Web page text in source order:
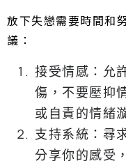
放下失戀需要時間和
議：
接受情感：允
傷，不要壓抑
或自責的情緒
支持系統：尋
分享你的感受